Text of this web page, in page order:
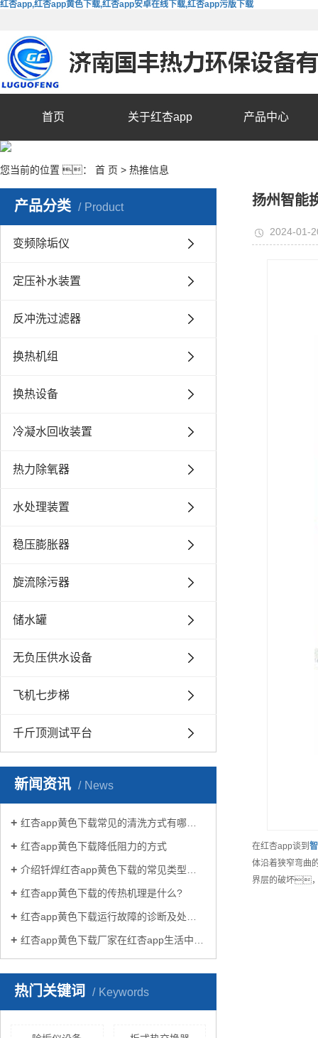
红杏app,红杏app黄色下载,红杏app安卓在线下载,红杏app污版下载
首页 关于红杏app 产品中心
您当前的位置 ： 首 页 > 热推信息
产品分类 Product
变频除垢仪
定压补水装置
反冲洗过滤器
换热机组
换热设备
冷凝水回收装置
热力除氧器
水处理装置
稳压膨胀器
旋流除污器
储水罐
无负压供水设备
飞机七步梯
千斤顶测试平台
新闻资讯 News
红杏app黄色下载常见的清洗方式有哪些？
红杏app黄色下载降低阻力的方式
介绍钎焊红杏app黄色下载的常见类型有哪些
红杏app黄色下载的传热机理是什么?
红杏app黄色下载运行故障的诊断及处理方法
红杏app黄色下载厂家在红杏app生活中有哪些作用？
热门关键词 Keywords
扬州智能
2024-01-
在红杏app谈到
体沿着狭窄弯
界层的破坏